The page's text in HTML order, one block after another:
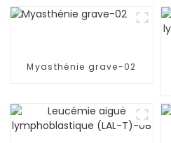
Myasthénie grave-02